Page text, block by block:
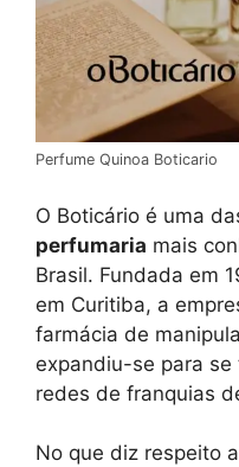
Perfume Quinoa Boticario
O Boticário é uma
perfumaria mais
Brasil. Fundada em
em Curitiba, a
farmácia de
expandiu-se para
redes de franquias
No que diz respeito